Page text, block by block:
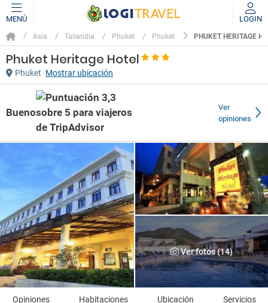
MENÚ LOGIN
Asia Tailandia Phuket Phuket PHUKET HERITAGE
Phuket Heritage Hotel
Phuket Mostrar ubicación
Bueno
Ver
opiniones
Ver fotos (14)
Opiniones Habitaciones Ubicación Servicios